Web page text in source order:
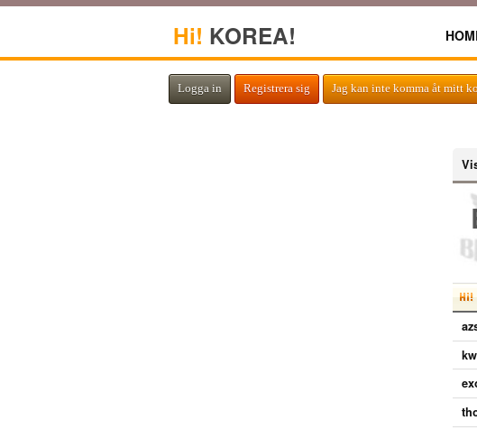
Hi! KOREA!
Logga in Registrera sig Jag kan inte komma åt mitt